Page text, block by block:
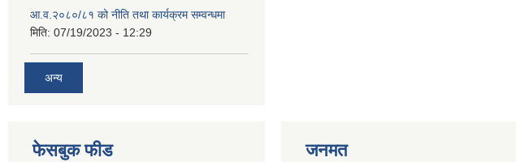
आ.व.२०८०/८१ को नीति तथा कार्यक्रम सम्वन्धमा
मिति: 07/19/2023 - 12:29
अन्य
फेसबुक फीड जनमत